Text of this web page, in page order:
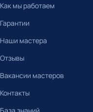
Как мы работаем
Гарантии
Наши мастера
Отзывы
Вакансии мастеров
Контакты
База знаний